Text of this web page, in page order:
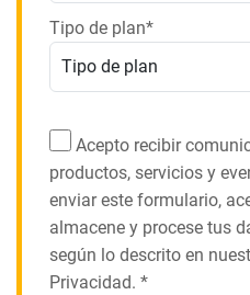
Tipo de plan*
Acepto recibir
productos, servicios y
enviar este formulario,
almacene y procese tus
según lo descrito en
Privacidad. *